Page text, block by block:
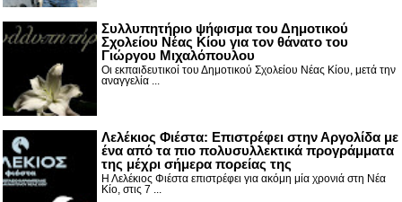
Συλλυπητήριο ψήφισμα του Δημοτικού
Σχολείου Νέας Κίου για τον θάνατο του
Γιώργου Μιχαλόπουλου
Οι εκπαιδευτικοί του Δημοτικού Σχολείου Νέας Κίου, μετά την
αναγγελία ...
Λελέκιος Φιέστα: Επιστρέφει στην Αργολίδα με
ένα από τα πιο πολυσυλλεκτικά προγράμματα
της μέχρι σήμερα πορείας της
Η Λελέκιος Φιέστα επιστρέφει για ακόμη μία χρονιά στη Νέα
Κίο, στις 7 ...